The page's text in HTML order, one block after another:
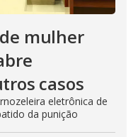
mulher
casos
eletrônica de
da punição